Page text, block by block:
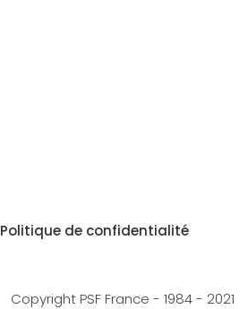
Politique de confidentialité
Copyright PSF France - 1984 - 2021